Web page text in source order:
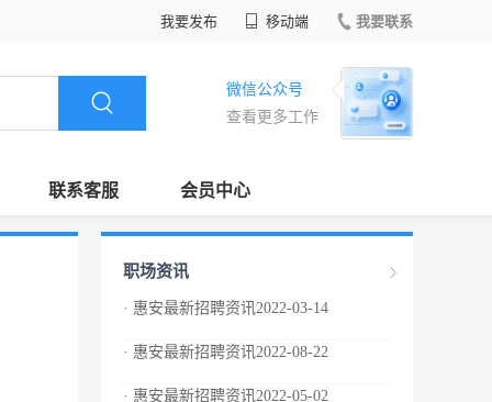
我要发布 移动端 我要联系
微信公众号
查看更多工作
联系客服 会员中心
职场资讯
· 惠安最新招聘资讯2022-03-14
· 惠安最新招聘资讯2022-08-22
· 惠安最新招聘资讯2022-05-02